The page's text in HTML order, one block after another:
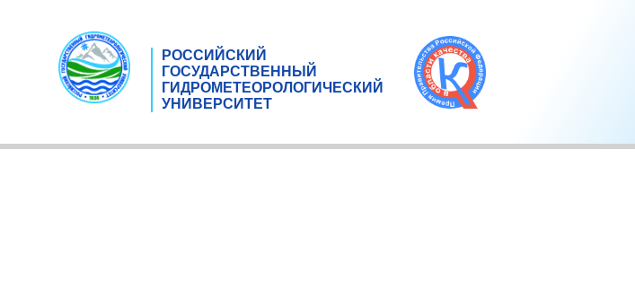
РОССИЙСКИЙ
ГОСУДАРСТВЕННЫЙ
ГИДРОМЕТЕОРОЛОГИЧЕСКИЙ
УНИВЕРСИТЕТ